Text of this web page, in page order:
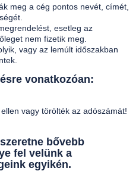
meg a cég pontos nevét, címét,
esetleg az
nem fizetik meg.
vagy az lemúlt időszakban
vonatkozóan:
vagy törölték az adószámát!
bővebb
fel velünk a
egyikén.